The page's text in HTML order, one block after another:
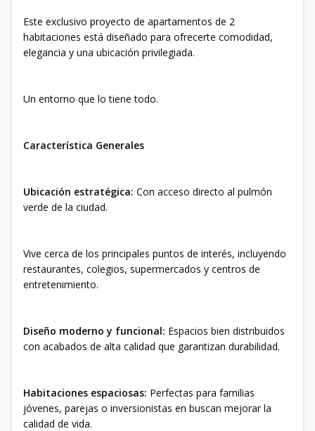
Este exclusivo proyecto de apartamentos de 2
habitaciones está diseñado para ofrecerte comodidad,
elegancia y una ubicación privilegiada.
Un entorno que lo tiene todo.
Característica Generales
Ubicación estratégica: Con acceso directo al pulmón
verde de la ciudad.
Vive cerca de los principales puntos de interés, incluyendo
restaurantes, colegios, supermercados y centros de
entretenimiento.
Diseño moderno y funcional: Espacios bien distribuidos
con acabados de alta calidad que garantizan durabilidad.
Habitaciones espaciosas: Perfectas para familias
jóvenes, parejas o inversionistas en buscan mejorar la
calidad de vida.